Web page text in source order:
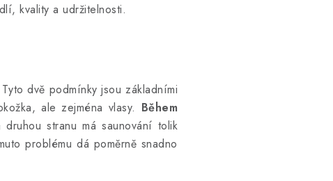
kvality a udržitelnosti.
dvě podmínky jsou základními
ale zejména vlasy. Během
stranu má saunování tolik
problému dá poměrně snadno